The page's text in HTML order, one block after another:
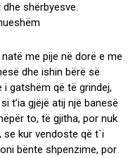
shërbyesve.
me pije në dorë e me
dhe ishin bërë së
i gatshëm që të grindej,
t’ia gjëjë atij një banesë
to, të gjitha, por nuk
se kur vendoste që t`i
bënte shpenzime, por